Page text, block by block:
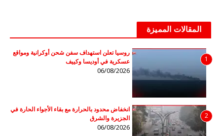
المقالات المميزة
1
روسيا تعلن استهداف سفن شحن أوكرانية ومواقع
عسكرية في أوديسا وكييف
06/08/2026
2
انخفاض محدود بالحرارة مع بقاء الأجواء الحارة في
الجزيرة والشرق
06/08/2026